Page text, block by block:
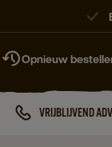
Opnieuw
VRIJBLIJVEND